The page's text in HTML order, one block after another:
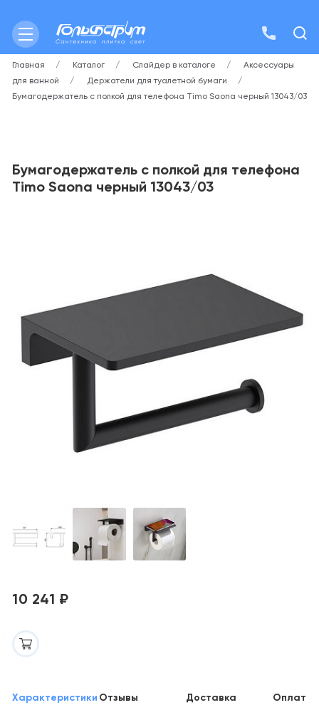
Главная Каталог Слайдер в каталоге
Аксессуары
для ванной
Держатели для туалетной бумаги
Бумагодержатель с полкой для телефона Timo Saona черный 13043/03
Бумагодержатель с полкой для телефона
Timo Saona черный 13043/03
10 241 ₽
Характеристики Отзывы Доставка Оплата